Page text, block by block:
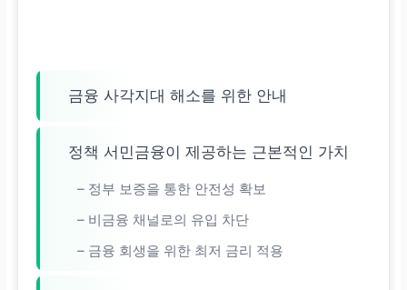
금융 사각지대 해소를 위한 안내
정책 서민금융이 제공하는 근본적인 가치
– 정부 보증을 통한 안전성 확보
– 비금융 채널로의 유입 차단
– 금융 회생을 위한 최저 금리 적용